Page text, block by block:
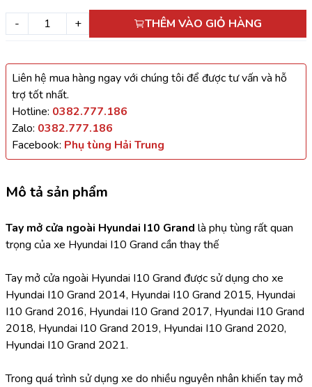
- + THÊM VÀO GIỎ HÀNG
Liên hệ mua hàng ngay với chúng tôi để được tư vấn và hỗ
trợ tốt nhất.
Hotline: 0382.777.186
Zalo: 0382.777.186
Facebook: Phụ tùng Hải Trung
Mô tả sản phẩm
Tay mở cửa ngoài Hyundai I10 Grand là phụ tùng rất quan
trọng của xe Hyundai I10 Grand cần thay thế
Tay mở cửa ngoài Hyundai I10 Grand được sử dụng cho xe
Hyundai I10 Grand 2014, Hyundai I10 Grand 2015, Hyundai
I10 Grand 2016, Hyundai I10 Grand 2017, Hyundai I10 Grand
2018, Hyundai I10 Grand 2019, Hyundai I10 Grand 2020,
Hyundai I10 Grand 2021.
Trong quá trình sử dụng xe do nhiều nguyên nhân khiến tay mở